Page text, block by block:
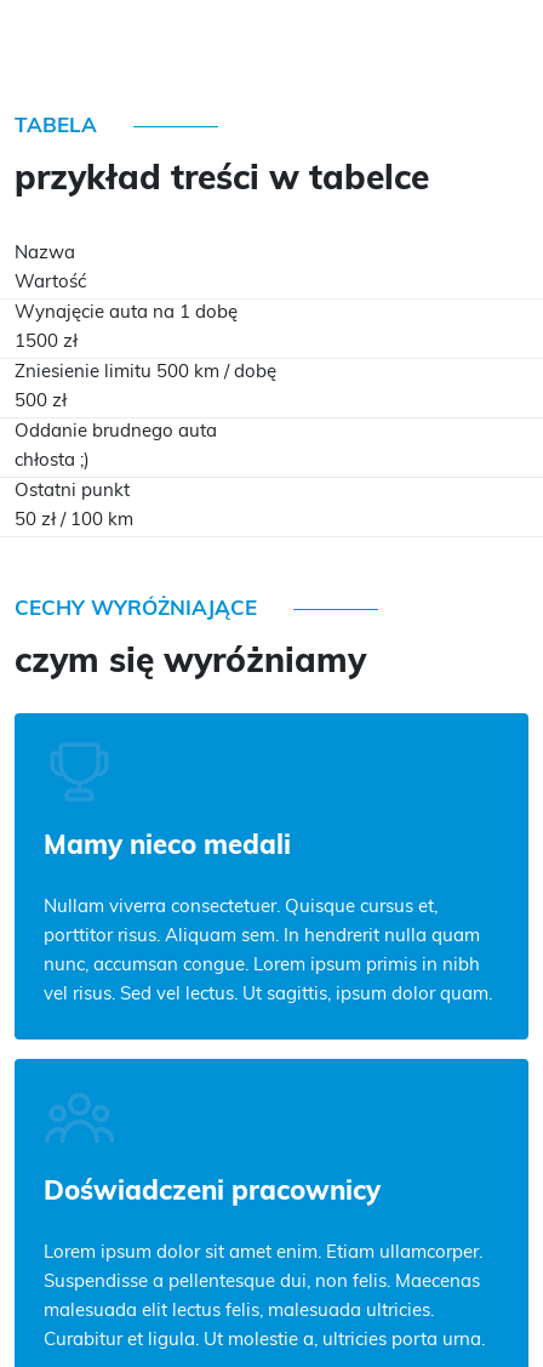
TABELA
przykład treści w tabelce
Nazwa
Wartość
Wynajęcie auta na 1 dobę
1500 zł
Zniesienie limitu 500 km / dobę
500 zł
Oddanie brudnego auta
chłosta ;)
Ostatni punkt
50 zł / 100 km
CECHY WYRÓŻNIAJĄCE
czym się wyróżniamy
Mamy nieco medali
Nullam viverra consectetuer. Quisque cursus et,
porttitor risus. Aliquam sem. In hendrerit nulla quam
nunc, accumsan congue. Lorem ipsum primis in nibh
vel risus. Sed vel lectus. Ut sagittis, ipsum dolor quam.
Doświadczeni pracownicy
Lorem ipsum dolor sit amet enim. Etiam ullamcorper.
Suspendisse a pellentesque dui, non felis. Maecenas
malesuada elit lectus felis, malesuada ultricies.
Curabitur et ligula. Ut molestie a, ultricies porta urna.